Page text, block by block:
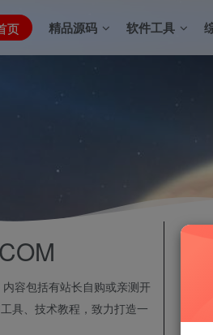
页 精品源码 软件工具
116
文章总数
容包括有站长自购或亲测开
具、技术教程，致力打造一